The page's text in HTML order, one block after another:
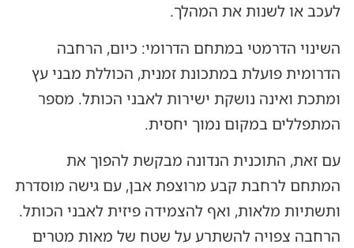
לעכב או לשנות את המהלך.
השינוי הדרמטי במתחם הדרומי: כיום, הרחבה
הדרומית פועלת במתכונת זמנית, הכוללת מבני עץ
ומתכת ואינה נושקת ישירות לאבני הכותל. מספר
המתפללים במקום נמוך יחסית.
עם זאת, התוכנית הנדונה מבקשת להפוך את
המתחם לרחבת קבע מרוצפת אבן, עם גישה מוסדרת
ותשתיות מלאות, ואף להצמידה פיזית לאבני הכותל.
הרחבה צפויה להשתרע על שטח של מאות מטרים